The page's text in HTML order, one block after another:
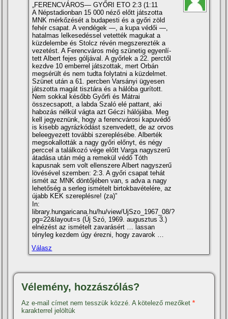
„FERENCVÁROS— GYŐRI ETO 2:3 (1:11
A Népstadionban 15 000 néző előtt játszotta
MNK mérkőzését a budapesti és a győri zöld
fehér csapat. A vendégek —, a kupa védői —,
hatalmas lelkesedéssel vetették magukat a
küzdelembe és Stolcz révén megszerezték a
vezetést. A Ferencváros még szünetig egyenlí­
tett Albert fejes góljával. A győrlek a 22. perctől
kezdve 10 emberrel játszottak, mert Orbán
megsérült és nem tudta folytatni a küzdelmet.
Szünet után a 61. percben Varsányi ügyesen
játszotta magát tisztára és a hálóba gurí­tott.
Nem sokkal később Győrfi és Mátrai
összecsapott, a labda Szaló elé pattant, aki
habozás nélkül vágta azt Géczi hálójába. Meg
kell jegyeznünk, hogy a ferencvárosi kapuvédő
is kisebb agyrázkódást szenvedett, de az orvos
beleegyezett további szereplésébe. Alberték
megsokallották a nagy győri előnyt, és négy
perccel a találkozó vége előtt Varga nagyszerű
átadása után még a remekül védő Tóth
kapusnak sem volt ellenszere Albert nagyszerű
lövésével szemben: 2:3. A győri csapat tehát
ismét az MNK döntőjében van, s adva a nagy
lehetőség a serleg ismételt birtokbavételére, az
újabb KEK szereplésre! (za)”
In:
library.hungaricana.hu/hu/view/UjSzo_1967_08/?
pg=22&layout=s (Új Szó, 1969. augusztus 3.)
elnézést az ismételt zavarásért … lassan
tényleg kezdem úgy érezni, hogy zavarok …
Válasz
Vélemény, hozzászólás?
Az e-mail címet nem tesszük közzé. A kötelező mezőket*
karakterrel jelöltük